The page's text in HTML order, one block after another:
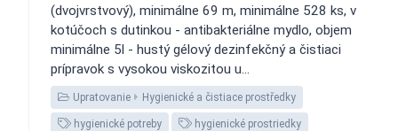
(dvojvrstvový), minimálne 69 m, minimálne 528 ks, v
kotúčoch s dutinkou - antibakteriálne mydlo, objem
minimálne 5l - hustý gélový dezinfekčný a čistiaci
prípravok s vysokou viskozitou u...
Upratovanie Hygienické a čistiace prostředky
hygienické potreby hygienické prostriedky